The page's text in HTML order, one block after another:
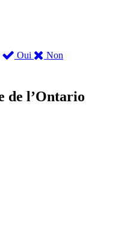
Oui ,
été
Non
m’a
de l’Ontario